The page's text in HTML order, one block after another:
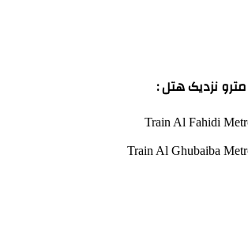
نزدیک هتل :
Train Al Fahidi
Train Al Ghubaiba